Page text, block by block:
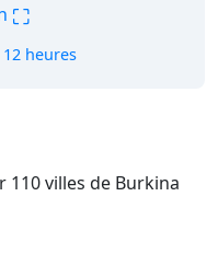
⛶
heures
110 villes de Burkina